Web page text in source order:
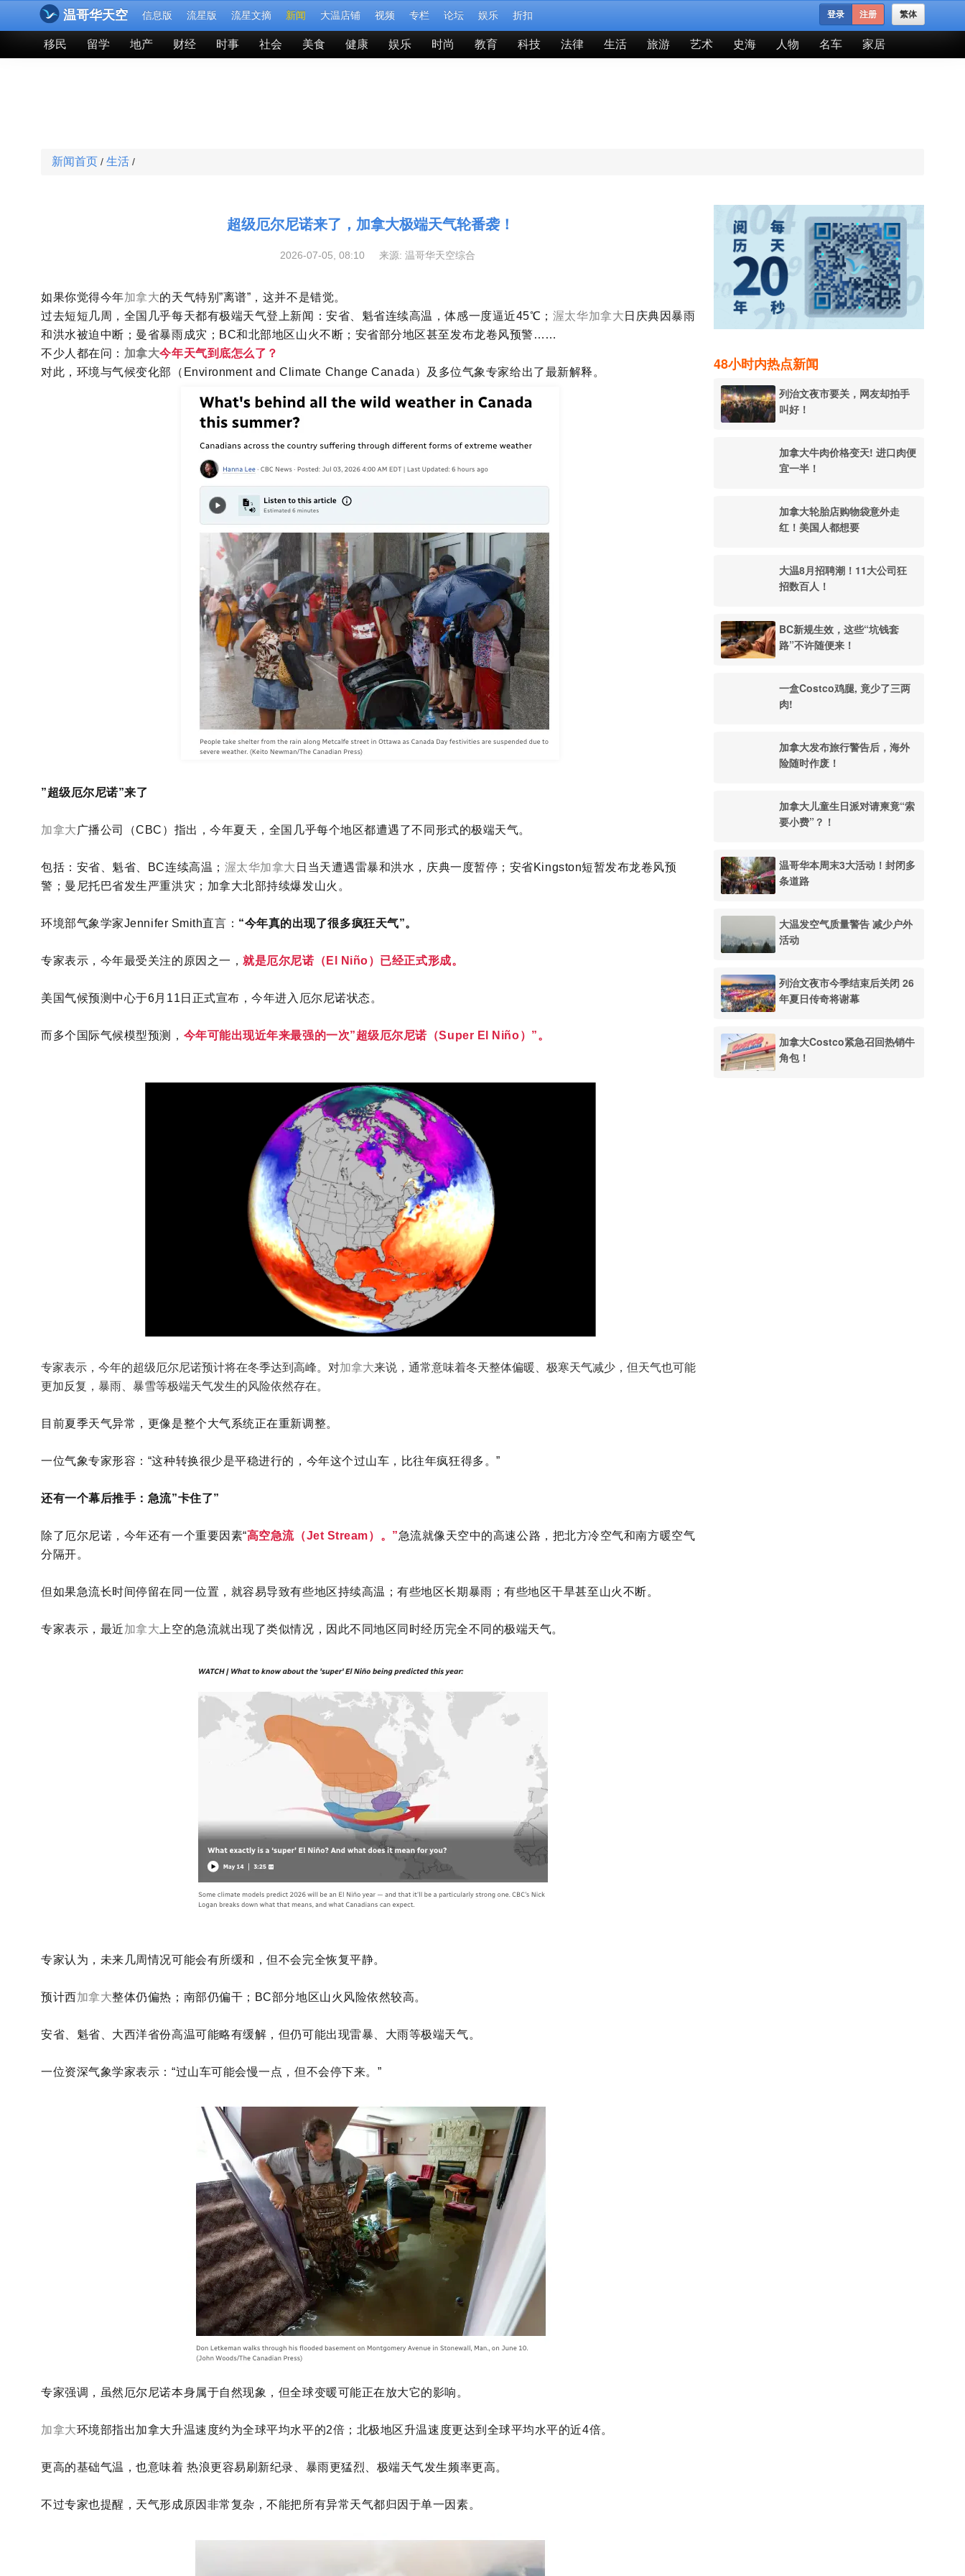
温哥华天空 信息版 流星版 流星文摘 新闻 大温店铺 视频 专栏 论坛 娱乐 折扣 繁体
登录 注册
移民 留学 地产 财经 时事 社会 美食 健康 娱乐 时尚 教育 科技 法律 生活 旅游 艺术 史海 人物 名车 家居
新闻首页 / 生活 /
超级厄尔尼诺来了，加拿大极端天气轮番袭！
2026-07-05, 08:10 来源: 温哥华天空综合
如果你觉得今年加拿大的天气特别”离谱”，这并不是错觉。
过去短短几周，全国几乎每天都有极端天气登上新闻：安省、魁省连续高温，体感一度逼近45℃； 渥太华加拿大 日庆典因暴雨
和洪水被迫中断；曼省暴雨成灾；BC和北部地区山火不断；安省部分地区甚至发布龙卷风预警……
不少人都在问： 加拿大今年天气到底怎么了？
对此，环境与气候变化部（Environment and Climate Change Canada）及多位气象专家给出了最新解释。
”超级厄尔尼诺”来了
加拿大 广播公司（CBC）指出，今年夏天，全国几乎每个地区都遭遇了不同形式的极端天气。
包括：安省、魁省、BC连续高温； 渥太华加拿大 日当天遭遇雷暴和洪水，庆典一度暂停；安省Kingston短暂发布龙卷风预
警；曼尼托巴省发生严重洪灾；加拿大北部持续爆发山火。
环境部气象学家Jennifer Smith直言： “今年真的出现了很多疯狂天气”。
专家表示，今年最受关注的原因之一，就是厄尔尼诺（El Niño）已经正式形成。
美国气候预测中心于6月11日正式宣布，今年进入厄尔尼诺状态。
而多个国际气候模型预测， 今年可能出现近年来最强的一次”超级厄尔尼诺（Super El Niño）”。
专家表示，今年的超级厄尔尼诺预计将在冬季达到高峰。对加拿大来说，通常意味着冬天整体偏暖、极寒天气减少，但天气也可能
更加反复，暴雨、暴雪等极端天气发生的风险依然存在。
目前夏季天气异常，更像是整个大气系统正在重新调整。
一位气象专家形容：“这种转换很少是平稳进行的，今年这个过山车，比往年疯狂得多。”
还有一个幕后推手：急流”卡住了”
除了厄尔尼诺，今年还有一个重要因素“高空急流（Jet Stream）。”急流就像天空中的高速公路，把北方冷空气和南方暖空气
分隔开。
但如果急流长时间停留在同一位置，就容易导致有些地区持续高温；有些地区长期暴雨；有些地区干旱甚至山火不断。
专家表示，最近加拿大 上空的急流就出现了类似情况，因此不同地区同时经历完全不同的极端天气。
专家认为，未来几周情况可能会有所缓和，但不会完全恢复平静。
预计西加拿大整体仍偏热；南部仍偏干；BC部分地区山火风险依然较高。
安省、魁省、大西洋省份高温可能略有缓解，但仍可能出现雷暴、大雨等极端天气。
一位资深气象学家表示：“过山车可能会慢一点，但不会停下来。”
专家强调，虽然厄尔尼诺本身属于自然现象，但全球变暖可能正在放大它的影响。
加拿大环境部指出加拿大升温速度约为全球平均水平的2倍；北极地区升温速度更达到全球平均水平的近4倍。
更高的基础气温，也意味着 热浪更容易刷新纪录、暴雨更猛烈、极端天气发生频率更高。
不过专家也提醒，天气形成原因非常复杂，不能把所有异常天气都归因于单一因素。
48小时内热点新闻
列治文夜市要关，网友却拍手
叫好！
加拿大牛肉价格变天! 进口肉便
宜一半！
加拿大轮胎店购物袋意外走
红！美国人都想要
大温8月招聘潮！11大公司狂
招数百人！
BC新规生效，这些“坑钱套
路”不许随便来！
一盒Costco鸡腿, 竟少了三两
肉!
加拿大发布旅行警告后，海外
险随时作废！
加拿大儿童生日派对请柬竟“索
要小费”？！
温哥华本周末3大活动！封闭多
条道路
大温发空气质量警告 减少户外
活动
列治文夜市今季结束后关闭 26
年夏日传奇将谢幕
加拿大Costco紧急召回热销牛
角包！